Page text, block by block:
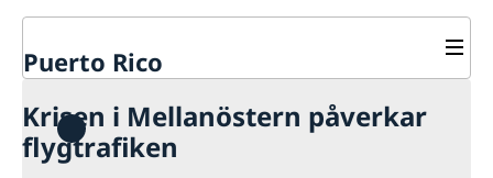
Puerto Rico
Hjälp till svenskar i Puerto Rico
Rösta i Puerto Rico
Reseinformation
Krisen i Mellanöstern påverkar
flygtrafiken